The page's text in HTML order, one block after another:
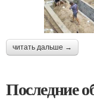
читать дальше →
Последние